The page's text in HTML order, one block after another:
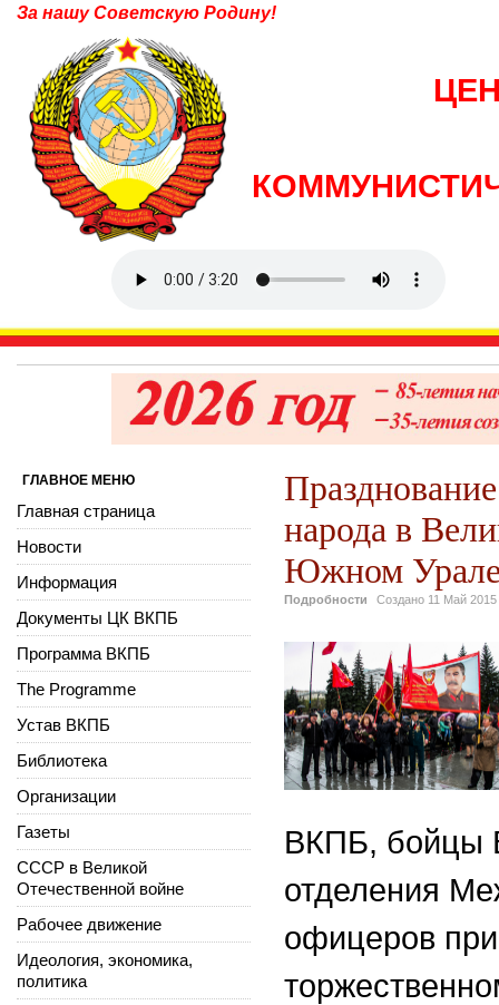
За нашу Советскую Родину!
народа в
Южном
Подробности Создано 11 Май 2015
ВКПБ, бойцы
отделения
офицеров
ГЛАВНОЕ МЕНЮ
Главная страница
Новости
Информация
Документы ЦК ВКПБ
Программа ВКПБ
The Programme
Устав ВКПБ
Библиотека
Организации
Газеты
СССР в Великой
Отечественной войне
Рабочее движение
Идеология, экономика,
политика